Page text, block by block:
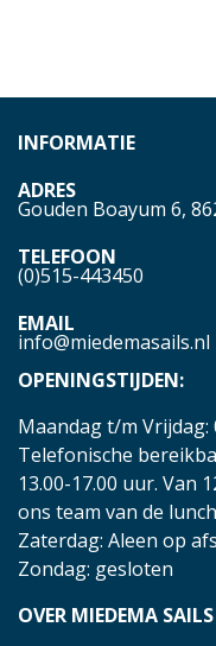
INFORMATIE
ADRES
Gouden Boayum 6,
TELEFOON
(0)515-443450
EMAIL
info@miedemasails.nl
OPENINGSTIJDEN:
Maandag t/m Vrijdag:
Telefonische
13.00-17.00 uur. Van
ons team van de
Zaterdag: Aleen op
Zondag: gesloten
OVER MIEDEMA SAILS